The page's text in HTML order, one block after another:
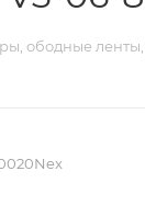
ободные